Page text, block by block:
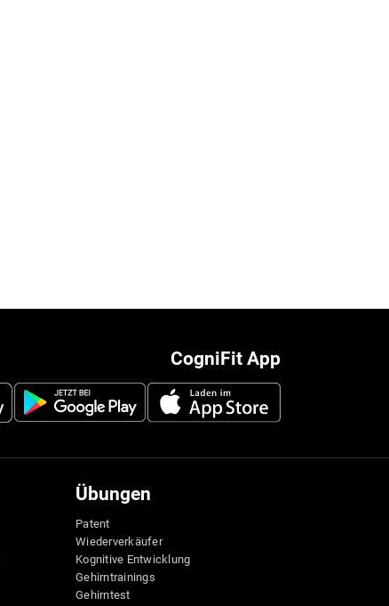
CogniFit App
Übungen
Patent
Wiederverkäufer
Kognitive Entwicklung
Gehirntrainings
Gehirntest